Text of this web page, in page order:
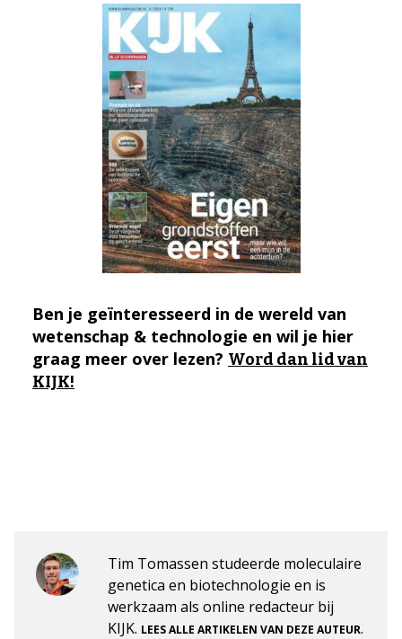
Ben je geïnteresseerd in de wereld van
wetenschap & technologie en wil je hier
graag meer over lezen? Word dan lid van
KIJK!
Tim Tomassen studeerde moleculaire
genetica en biotechnologie en is
werkzaam als online redacteur bij
KIJK. LEES ALLE ARTIKELEN VAN DEZE AUTEUR.